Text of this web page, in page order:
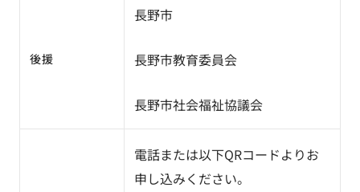
後援
長野市
長野市教育委員会
長野市社会福祉協議会
電話または以下QRコードよりお
申し込みください。